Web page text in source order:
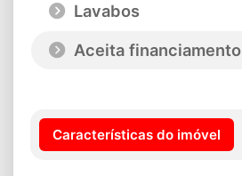
Lavabos
Aceita financiamento
Características do imóvel